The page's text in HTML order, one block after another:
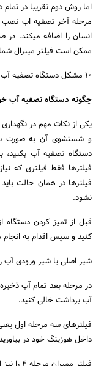
اما روش دوم تقریبا در
مرحله آخر تصفیه اب نصب
انسان را اضافه میکند.
ممکن است فیلتر مینرال
10 مشکل دستگاه تصفیه آب خانگی
چگونه دستگاه تصفیه آب
یکی از نکات مهم در
و شستشوی آن به صورت
دستگاه تصفیه آب بکنید،
فیلتر‌ها فقط فیلتری که
فیلتر‌ها در همان حالت
نشود.
قبل از تمیز کردن دستگاه
کنید و سپس اقدام به
شیر اصلی یا شیر ورودی آب
در مرحله بعد تمام آب
آب برداشت خالی کنید.
فیلتر‌های سه مرحله اول
داخل هوزینگ خود در